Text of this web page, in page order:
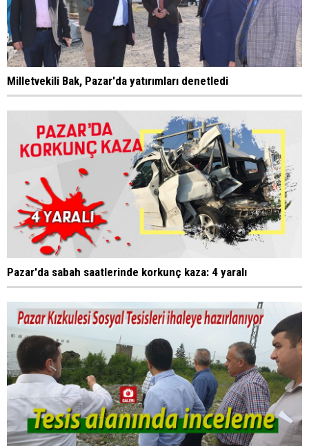
Milletvekili Bak, Pazar'da yatırımları denetledi
Pazar'da sabah saatlerinde korkunç kaza: 4 yaralı